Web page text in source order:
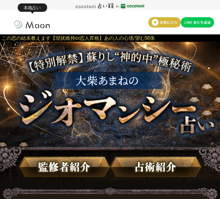
本格占い
この恋の結末教えます【現状維持or恋人昇格】あの人の心境/望む関係